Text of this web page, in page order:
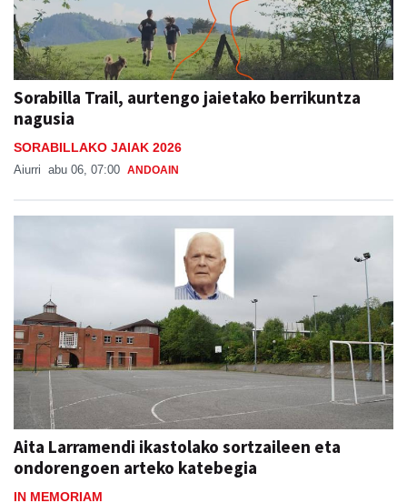
Sorabilla Trail, aurtengo jaietako berrikuntza
nagusia
SORABILLAKO JAIAK 2026
Aiurri abu 06, 07:00 ANDOAIN
Aita Larramendi ikastolako sortzaileen eta
ondorengoen arteko katebegia
IN MEMORIAM